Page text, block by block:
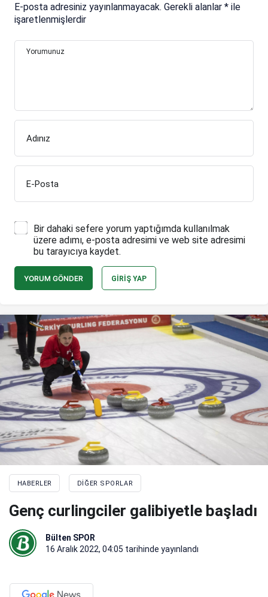
E-posta adresiniz yayınlanmayacak. Gerekli alanlar * ile
işaretlenmişlerdir
Yorumunuz
Adınız
E-Posta
Bir dahaki sefere yorum yaptığımda kullanılmak
üzere adımı, e-posta adresimi ve web site adresimi
bu tarayıcıya kaydet.
YORUM GÖNDER GIRIŞ YAP
HABERLER DIĞER SPORLAR
Genç curlingciler galibiyetle başladı
Bülten SPOR
16 Aralık 2022, 04:05 tarihinde yayınlandı